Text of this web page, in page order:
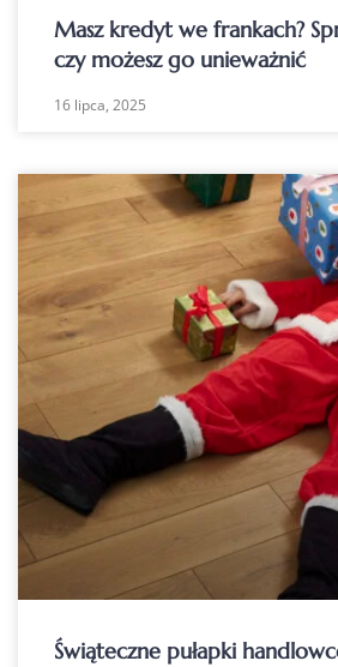
Masz kredyt we frankach?
czy możesz go unieważnić
16 lipca, 2025
Świąteczne pułapki